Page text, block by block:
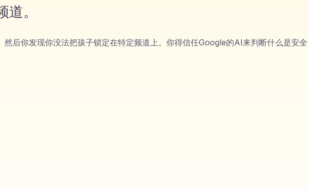
。
后你发现你没法把孩子锁定在特定频道上。你得信任Google的AI来判断什么是安全